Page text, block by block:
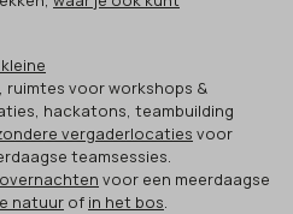
ruimtes voor workshops &
hackatons, teambuilding
vergaderlocaties voor
teamsessies.
voor een meerdaagse
natuur of in het bos